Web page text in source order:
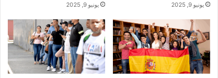
يونيو 9, 2025 يونيو 9, 2025